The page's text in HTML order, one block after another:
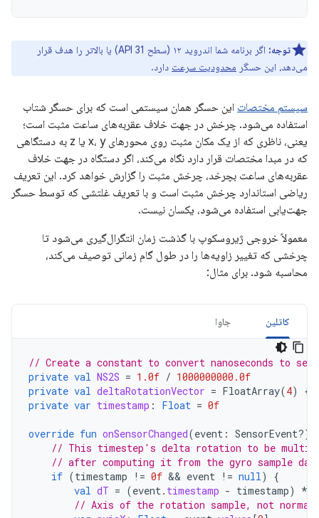
توجه:
اگر برنامه شما اندروید ۱۲ (سطح API 31) یا بالاتر را هدف قرار
می‌دهد، این حسگر محدودیت سرعت دارد.
سیستم مختصات این حسگر همان سیستمی است که برای حسگر شتاب
استفاده می‌شود. چرخش در جهت خلاف عقربه‌های ساعت مثبت است؛
یعنی، ناظری که از یک مکان مثبت روی محورهای x، y یا z به دستگاهی
که در مبدا مختصات قرار دارد نگاه می‌کند، اگر دستگاه در جهت خلاف
عقربه‌های ساعت بچرخد، چرخش مثبت را گزارش خواهد کرد. این تعریف
ریاضی استاندارد چرخش مثبت است و با تعریف غلتشی که توسط حسگر
جهت‌یابی استفاده می‌شود، یکسان نیست.
معمولاً خروجی ژیروسکوپ با گذشت زمان انتگرال‌گیری می‌شود تا
چرخشی که تغییر زاویه‌ها را در طول گام زمانی توصیف می‌کند،
محاسبه شود. برای مثال:
کاتلین جاوا
// Create a constant to convert nanoseconds to
private val NS2S = 1.0f / 1000000000.0f
private val deltaRotationVector = FloatArray(4) {
private var timestamp : Float = 0f
override fun onSensorChanged(event : SensorEvent?)
// This timestep's delta rotation to be
// after computing it from the gyro sample
if (timestamp != 0f && event != null )
{
val dT = (event . timestamp - timestamp) *
// Axis of the rotation sample, not